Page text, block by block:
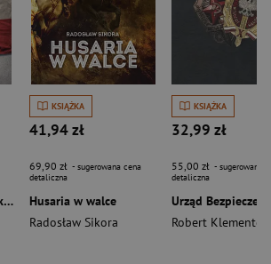
Powstanie Warszawskie. Między faktami a legendą
KSIĄŻKA
41,94 zł
69,90 zł - sugerowana cena
detaliczna
Husaria w walce
Radosław Sikora
KSIĄŻKA
32,99 zł
55,00 zł - sugerowana
detaliczna
Robert